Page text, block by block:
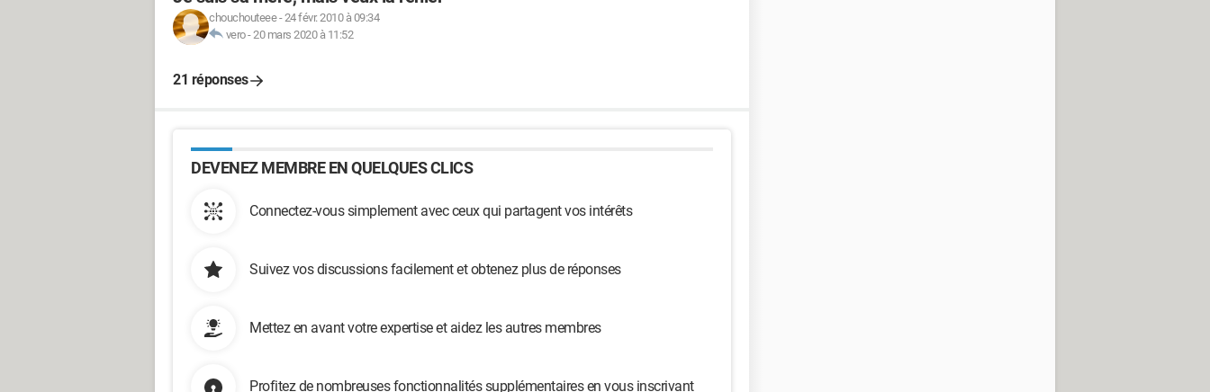
chouchouteee-24 févr. 2010 à 09:34
vero-20 mars 2020 à 11:52
21 réponses
DEVENEZ MEMBRE EN QUELQUES CLICS
Connectez-vous simplement avec ceux qui partagent vos intérêts
Suivez vos discussions facilement et obtenez plus de réponses
Mettez en avant votre expertise et aidez les autres membres
Profitez de nombreuses fonctionnalités supplémentaires en vous inscrivant